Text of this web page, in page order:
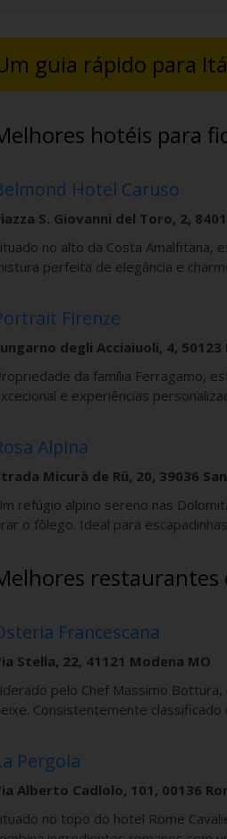
guia rápido para
hotéis para
Hotel Caruso
S. Giovanni del Toro, 2,
no alto da Costa Amalfitana,
perfeita de elegância e
Firenze
degli Acciaiuoli, 4, 50123
da família Ferragamo,
e experiências
Alpina
Micurà de Rü, 20, 39036
refúgio alpino sereno nas
o fôlego. Ideal para
restaurantes
Francescana
Stella, 22, 41121 Modena MO
pelo Chef Massimo
Consistentemente
Pergola
Alberto Cadlolo, 101, 00136
no topo do hotel Rome